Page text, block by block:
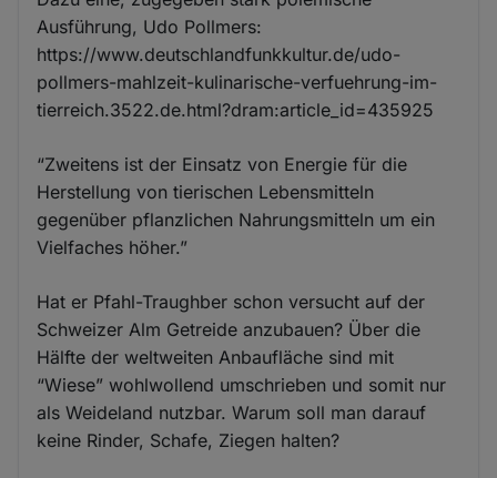
Ausführung, Udo Pollmers:
https://www.deutschlandfunkkultur.de/udo-
pollmers-mahlzeit-kulinarische-verfuehrung-im-
tierreich.3522.de.html?dram:article_id=435925
“Zweitens ist der Einsatz von Energie für die
Herstellung von tierischen Lebensmitteln
gegenüber pflanzlichen Nahrungsmitteln um ein
Vielfaches höher.”
Hat er Pfahl-Traughber schon versucht auf der
Schweizer Alm Getreide anzubauen? Über die
Hälfte der weltweiten Anbaufläche sind mit
“Wiese” wohlwollend umschrieben und somit nur
als Weideland nutzbar. Warum soll man darauf
keine Rinder, Schafe, Ziegen halten?